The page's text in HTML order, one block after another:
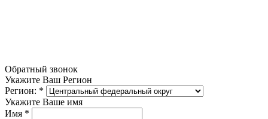
Обратный звонок
Укажите Ваш Регион
Регион: *
Укажите Ваше имя
Имя *